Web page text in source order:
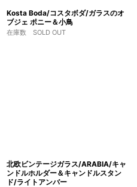
Kosta Boda/コスタボダ/ガラスのオ
ブジェ ポニー＆小鳥
在庫数 SOLD OUT
北欧ビンテージガラス/ARABIA/キャ
ンドルホルダー＆キャンドルスタン
ド/ライトアンバー